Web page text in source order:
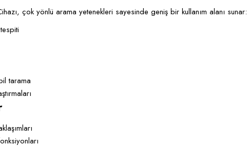
çok yönlü arama yetenekleri sayesinde geniş bir kullanım alanı sunar:
tarama